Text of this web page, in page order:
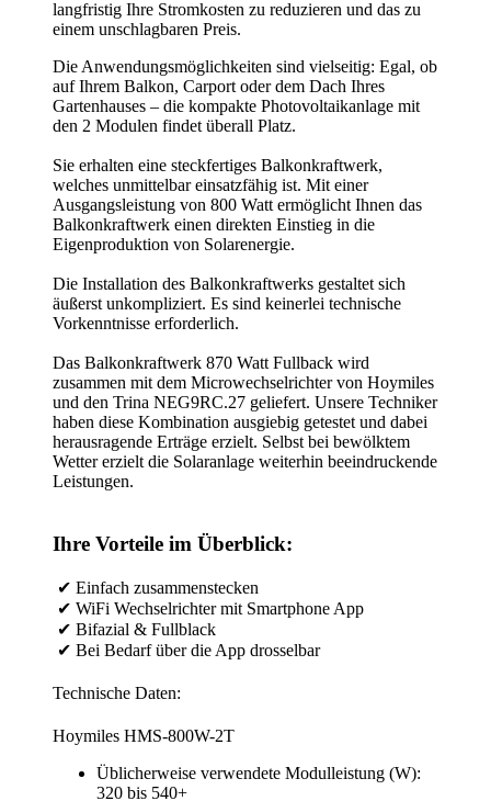
langfristig Ihre Stromkosten zu reduzieren und das zu
einem unschlagbaren Preis.
Die Anwendungsmöglichkeiten sind vielseitig: Egal, ob
auf Ihrem Balkon, Carport oder dem Dach Ihres
Gartenhauses – die kompakte Photovoltaikanlage mit
den 2 Modulen findet überall Platz.
Sie erhalten eine steckfertiges Balkonkraftwerk,
welches unmittelbar einsatzfähig ist. Mit einer
Ausgangsleistung von 800 Watt ermöglicht Ihnen das
Balkonkraftwerk einen direkten Einstieg in die
Eigenproduktion von Solarenergie.
Die Installation des Balkonkraftwerks gestaltet sich
äußerst unkompliziert. Es sind keinerlei technische
Vorkenntnisse erforderlich.
Das Balkonkraftwerk 870 Watt Fullback wird
zusammen mit dem Microwechselrichter von Hoymiles
und den Trina NEG9RC.27 geliefert. Unsere Techniker
haben diese Kombination ausgiebig getestet und dabei
herausragende Erträge erzielt. Selbst bei bewölktem
Wetter erzielt die Solaranlage weiterhin beeindruckende
Leistungen.
Ihre Vorteile im Überblick:
✔ Einfach zusammenstecken
✔ WiFi Wechselrichter mit Smartphone App
✔ Bifazial & Fullblack
✔ Bei Bedarf über die App drosselbar
Technische Daten:
Hoymiles HMS-800W-2T
Üblicherweise verwendete Modulleistung (W):
320 bis 540+